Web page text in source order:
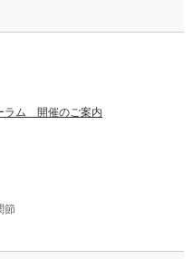
ラム 開催のご案内
節